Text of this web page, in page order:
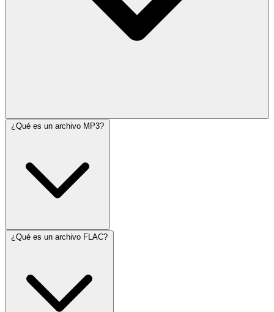
¿Qué es un archivo MP3?
¿Qué es un archivo FLAC?